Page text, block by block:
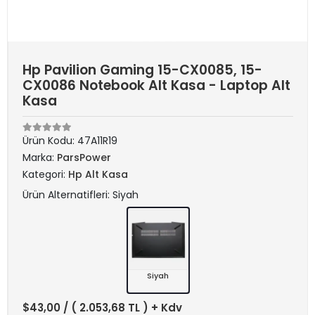
Hp Pavilion Gaming 15-CX0085, 15-
CX0086 Notebook Alt Kasa - Laptop Alt
Kasa
Ürün Kodu: 47A11R19
Marka: ParsPower
Kategori: Hp Alt Kasa
Ürün Alternatifleri: Siyah
Siyah
$43,00 / ( 2.053,68 TL ) + Kdv